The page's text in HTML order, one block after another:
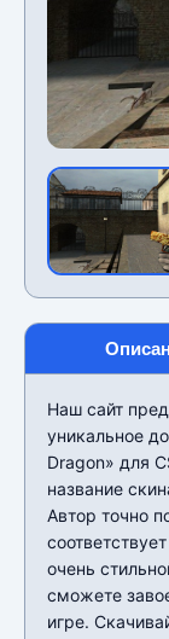
Наш сайт
уникальное
Dragon» для
название
Автор точно
очень
сможете
игре.